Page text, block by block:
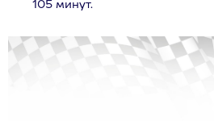
105 минут.